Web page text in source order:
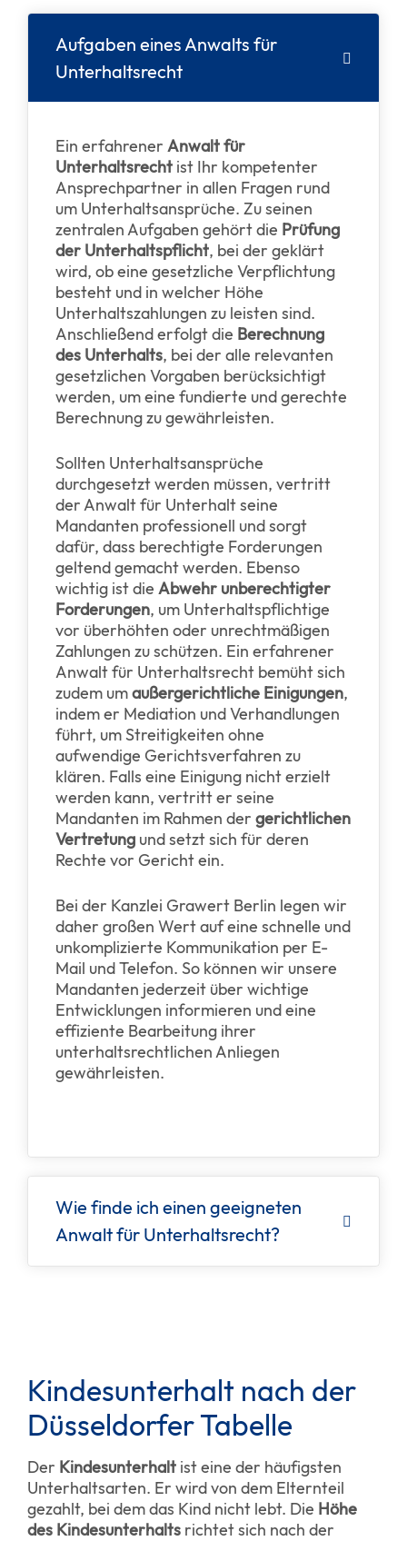
Aufgaben eines Anwalts für
Unterhaltsrecht
Ein erfahrener Anwalt für
Unterhaltsrecht ist Ihr kompetenter
Ansprechpartner in allen Fragen rund
um Unterhaltsansprüche. Zu seinen
zentralen Aufgaben gehört die Prüfung
der Unterhaltspflicht, bei der geklärt
wird, ob eine gesetzliche Verpflichtung
besteht und in welcher Höhe
Unterhaltszahlungen zu leisten sind.
Anschließend erfolgt die Berechnung
des Unterhalts, bei der alle relevanten
gesetzlichen Vorgaben berücksichtigt
werden, um eine fundierte und gerechte
Berechnung zu gewährleisten.
Sollten Unterhaltsansprüche
durchgesetzt werden müssen, vertritt
der Anwalt für Unterhalt seine
Mandanten professionell und sorgt
dafür, dass berechtigte Forderungen
geltend gemacht werden. Ebenso
wichtig ist die Abwehr unberechtigter
Forderungen, um Unterhaltspflichtige
vor überhöhten oder unrechtmäßigen
Zahlungen zu schützen. Ein erfahrener
Anwalt für Unterhaltsrecht bemüht sich
zudem umaußergerichtliche Einigungen,
indem er Mediation und Verhandlungen
führt, um Streitigkeiten ohne
aufwendige Gerichtsverfahren zu
klären. Falls eine Einigung nicht erzielt
werden kann, vertritt er seine
Mandanten im Rahmen der gerichtlichen
Vertretung und setzt sich für deren
Rechte vor Gericht ein.
Bei der Kanzlei Grawert Berlin legen wir
daher großen Wert auf eine schnelle und
unkomplizierte Kommunikation per E-
Mail und Telefon. So können wir unsere
Mandanten jederzeit über wichtige
Entwicklungen informieren und eine
effiziente Bearbeitung ihrer
unterhaltsrechtlichen Anliegen
gewährleisten.
Wie finde ich einen geeigneten
Anwalt für Unterhaltsrecht?
Kindesunterhalt nach der
Düsseldorfer Tabelle
Der Kindesunterhalt ist eine der häufigsten
Unterhaltsarten. Er wird von dem Elternteil
gezahlt, bei dem das Kind nicht lebt. Die Höhe
des Kindesunterhalts richtet sich nach der